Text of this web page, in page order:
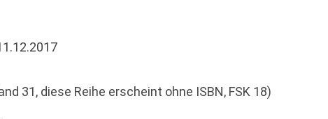
31, diese Reihe erscheint ohne ISBN, FSK 18)